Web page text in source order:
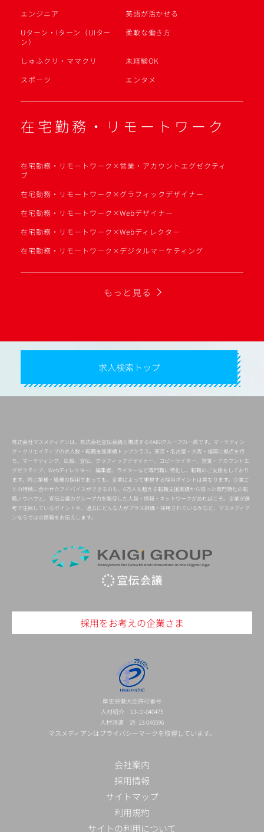
エンジニア
英語が活かせる
Uターン・Iターン（UIター
ン）
柔軟な働き方
しゅふクリ・ママクリ
未経験OK
スポーツ
エンタメ
在宅勤務・リモートワーク
在宅勤務・リモートワーク×営業・アカウントエグゼクティ
ブ
在宅勤務・リモートワーク×グラフィックデザイナー
在宅勤務・リモートワーク×Webデザイナー
在宅勤務・リモートワーク×Webディレクター
在宅勤務・リモートワーク×デジタルマーケティング
もっと見る
求人検索トップ
株式会社マスメディアンは、株式会社宣伝会議と構成するKAIGIグループの一員です。マーケティン
グ・クリエイティブの求人数・転職支援実績トップクラス。東京・名古屋・大阪・福岡に拠点を持
ち、マーケティング、広報、宣伝、グラフィックデザイナー、コピーライター、営業・アカウントエ
グゼクティブ、Webディレクター、編集者、ライターなど専門職に特化し、転職のご支援をしており
ます。同じ業種・職種の採用であっても、企業によって重視する採用ポイントは異なります。企業ご
との特徴に合わせたアドバイスができるのも、6万人を超える転職支援実績から培った専門特化の転
職ノウハウと、宣伝会議のグループ力を駆使した人脈・情報・ネットワークがあればこそ。企業が選
考で注目しているポイントや、過去にどんな人がプラス評価・採用されているかなど、マスメディア
ンならではの情報をお伝えします。
採用をお考えの企業さま
厚生労働大臣許可番号
人材紹介 13-ユ-040475
人材派遣 派 13-040596
マスメディアンはプライバシーマークを取得しています。
会社案内
採用情報
サイトマップ
利用規約
サイトの利用について